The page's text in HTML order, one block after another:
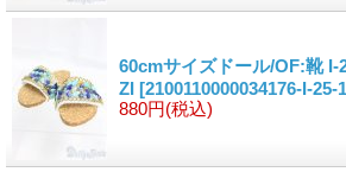
60cmサイズドール/OF:靴 I-
ZI [2100110000034176-I-
880円(税込)